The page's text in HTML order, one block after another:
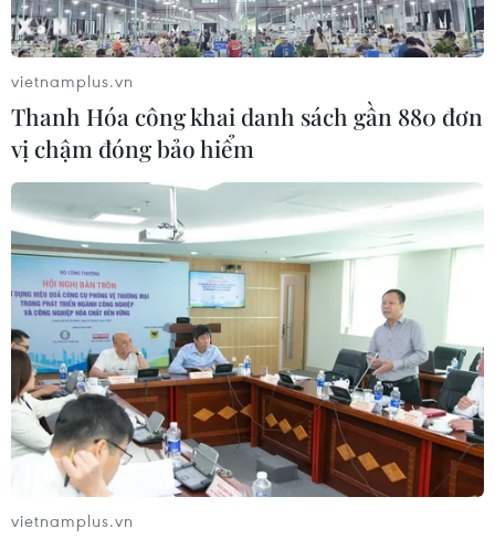
vietnamplus.vn
Thanh Hóa công khai danh sách gần 880 đơn
vị chậm đóng bảo hiểm
vietnamplus.vn